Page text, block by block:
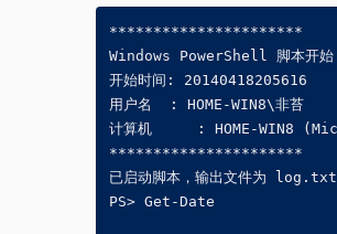
**********************
Windows PowerShell 脚本开始
开始时间: 20140418205616
用户名  : HOME-WIN8\非苔
计算机	  : HOME-WIN8 (Microsoft Windows NT 6.3.9600.0)
**********************
已启动脚本，输出文件为 log.txt
PS> Get-Date